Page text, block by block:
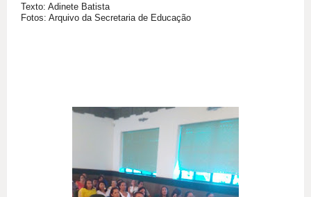
Texto: Adinete Batista
Fotos: Arquivo da Secretaria de Educação